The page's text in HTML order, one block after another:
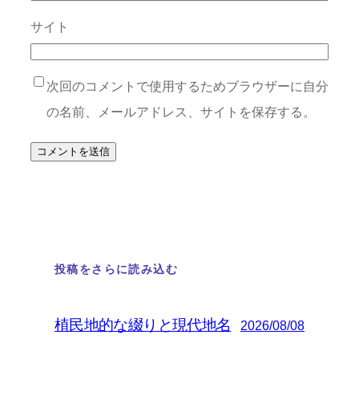
サイト
次回のコメントで使用するためブラウザーに自分
の名前、メールアドレス、サイトを保存する。
投稿をさらに読み込む
植民地的な綴りと現代地名 2026/08/08